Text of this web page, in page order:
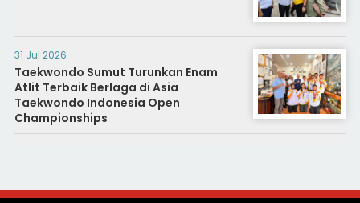
31 Jul 2026
Taekwondo Sumut Turunkan Enam
Atlit Terbaik Berlaga di Asia
Taekwondo Indonesia Open
Championships